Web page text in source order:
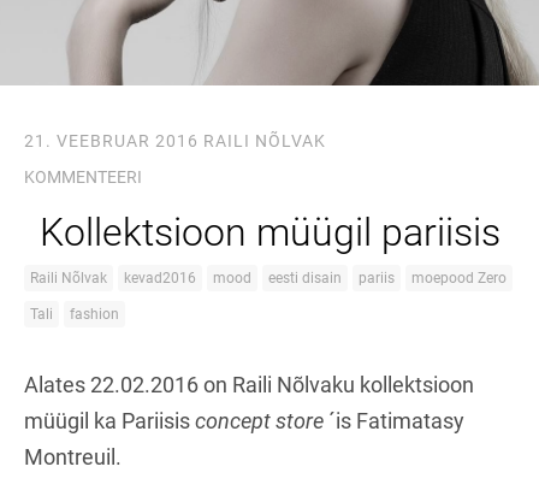
21. VEEBRUAR 2016 RAILI NÕLVAK
KOMMENTEERI
Kollektsioon müügil pariisis
Raili Nõlvak kevad2016 mood eesti disain pariis moepood Zero
Tali fashion
Alates 22.02.2016 on Raili Nõlvaku kollektsioon
müügil ka Pariisisconcept store ´is Fatimatasy
Montreuil.